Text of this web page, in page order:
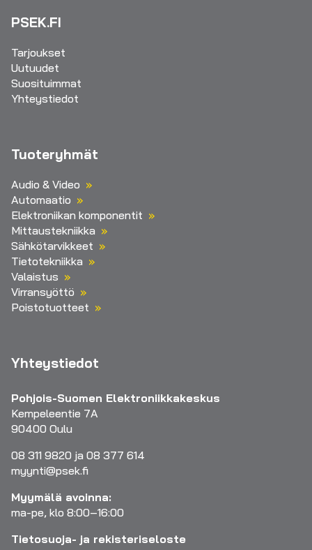
PSEK.FI
Tarjoukset
Uutuudet
Suosituimmat
Yhteystiedot
Tuoteryhmät
Audio & Video
Automaatio
Elektroniikan komponentit
Mittaustekniikka
Sähkötarvikkeet
Tietotekniikka
Valaistus
Virransyöttö
Poistotuotteet
Yhteystiedot
Pohjois-Suomen Elektroniikkakeskus
Kempeleentie 7A
90400 Oulu
08 311 9820 ja 08 377 614
myynti@psek.fi
Myymälä avoinna:
ma-pe, klo 8:00–16:00
Tietosuoja- ja rekisteriseloste